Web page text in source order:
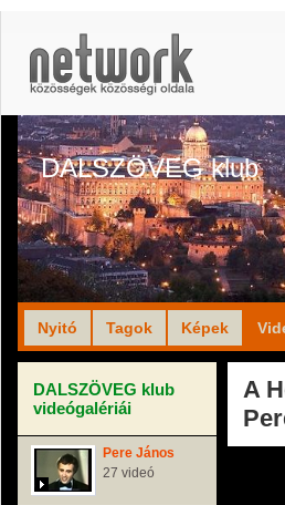
DALSZÖVEG klub
Nyitó Tagok Képek
DALSZÖVEG klub
videógalériái
Pere János
27 videó
A